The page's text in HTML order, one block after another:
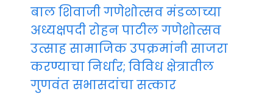
बाल शिवाजी गणेशोत्सव मंडळाच्या
अध्यक्षपदी रोहन पाटील गणेशोत्सव
उत्साह सामाजिक उपक्रमांनी साजरा
करण्याचा निर्धार; विविध क्षेत्रातील
गुणवंत सभासदांचा सत्कार